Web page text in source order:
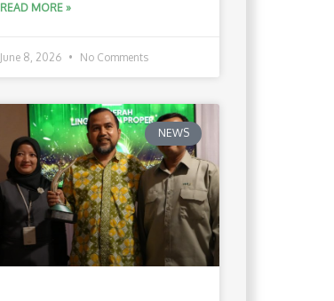
READ MORE »
June 8, 2026 No Comments
NEWS